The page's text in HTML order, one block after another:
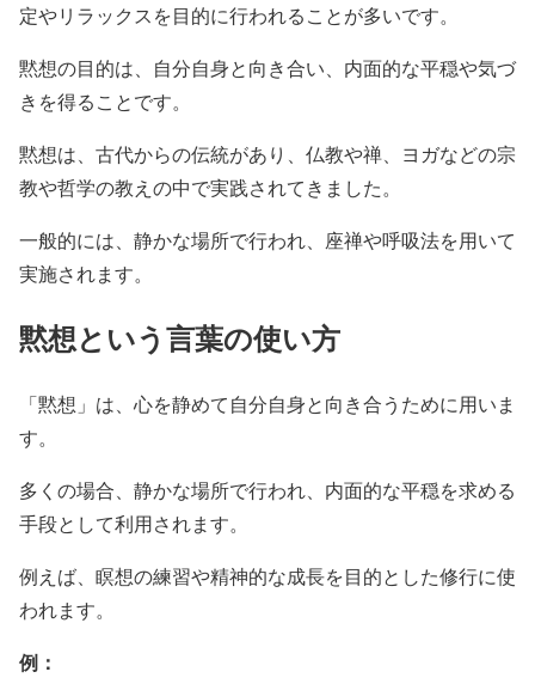
定やリラックスを目的に行われることが多いです。
黙想の目的は、自分自身と向き合い、内面的な平穏や気づ
きを得ることです。
黙想は、古代からの伝統があり、仏教や禅、ヨガなどの宗
教や哲学の教えの中で実践されてきました。
一般的には、静かな場所で行われ、座禅や呼吸法を用いて
実施されます。
黙想という言葉の使い方
「黙想」は、心を静めて自分自身と向き合うために用いま
す。
多くの場合、静かな場所で行われ、内面的な平穏を求める
手段として利用されます。
例えば、瞑想の練習や精神的な成長を目的とした修行に使
われます。
例：